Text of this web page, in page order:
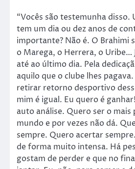
“Vocês são testemunha disso.
tem um dia ou dez anos de
importante? Não é. O Brahimi
o Marega, o Herrera, o Uribe…
até ao último dia. Pela
aquilo que o clube lhes
retirar retorno desportivo
mim é igual. Eu quero é
auto análise. Quero ser o
mundo e por vezes não dá.
sempre. Quero acertar
de forma muito intensa. Há
gostam de perder e que no